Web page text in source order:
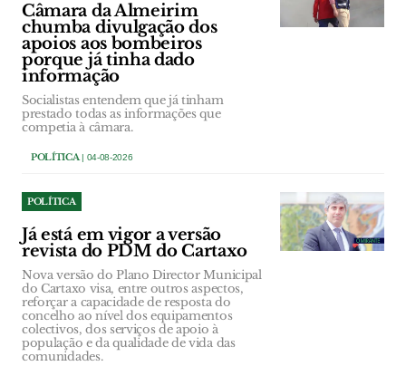
Câmara da Almeirim
chumba divulgação dos
apoios aos bombeiros
porque já tinha dado
informação
Socialistas entendem que já tinham
prestado todas as informações que
competia à câmara.
POLÍTICA| 04-08-2026
POLÍTICA
Já está em vigor a versão
revista do PDM do Cartaxo
Nova versão do Plano Director Municipal
do Cartaxo visa, entre outros aspectos,
reforçar a capacidade de resposta do
concelho ao nível dos equipamentos
colectivos, dos serviços de apoio à
população e da qualidade de vida das
comunidades.